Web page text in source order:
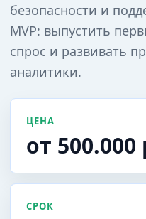
безопасности и
MVP: выпустить
спрос и развивать
аналитики.
ЦЕНА
от 500.000
СРОК